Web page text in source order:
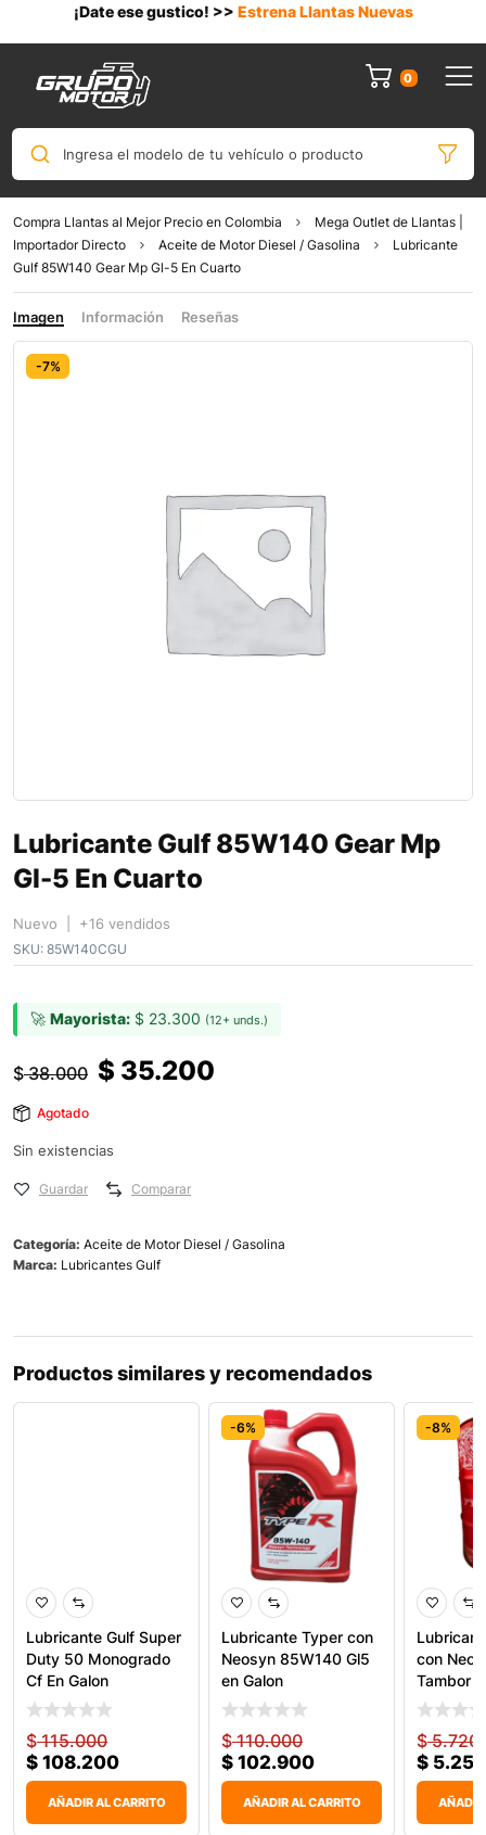
¡Date ese gustico! >> Estrena Llantas Nuevas
0
Ingresa el modelo de tu vehículo o producto
Compra Llantas al Mejor Precio en Colombia
Mega Outlet de Llantas |
Importador Directo
Aceite de Motor Diesel / Gasolina
Lubricante
Gulf 85W140 Gear Mp Gl-5 En Cuarto
Imagen Información Reseñas
-7%
Lubricante Gulf 85W140 Gear Mp
Gl-5 En Cuarto
Nuevo | +16 vendidos
SKU: 85W140CGU
🚀 Mayorista: $ 23.300 (12+ unds.)
$38.000 $ 35.200
Agotado
Sin existencias
Guardar Comparar
Categoría: Aceite de Motor Diesel / Gasolina
Marca: Lubricantes Gulf
Productos similares y recomendados
Lubricante Gulf Super
Duty 50 Monogrado
Cf En Galon
$115.000
$ 108.200
AÑADIR AL CARRITO
-6%
Lubricante Typer con
Neosyn 85W140 Gl5
en Galon
$110.000
$ 102.900
AÑADIR AL CARRITO
-8%
con
Tambor
$
$
AÑADIR